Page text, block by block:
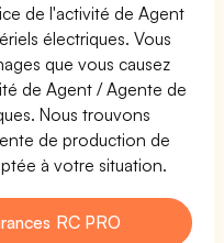
de l'activité de Agent
électriques. Vous
que vous causez
de Agent / Agente de
Nous trouvons
de production de
à votre situation.
RC PRO